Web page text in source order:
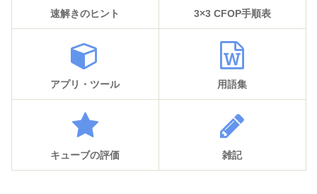
速解きのヒント 3×3 CFOP手順表
アプリ・ツール 用語集
キューブの評価 雑記